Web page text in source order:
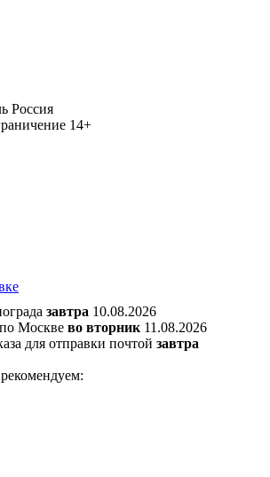
Россия
14+
завтра 10.08.2026
Москве во вторник 11.08.2026
для отправки почтой завтра